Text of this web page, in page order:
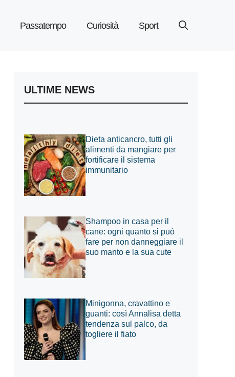
Passatempo Curiosità Sport
ULTIME NEWS
Dieta anticancro, tutti gli
alimenti da mangiare per
fortificare il sistema
immunitario
Shampoo in casa per il
cane: ogni quanto si può
fare per non danneggiare il
suo manto e la sua cute
Minigonna, cravattino e
guanti: così Annalisa detta
tendenza sul palco, da
togliere il fiato